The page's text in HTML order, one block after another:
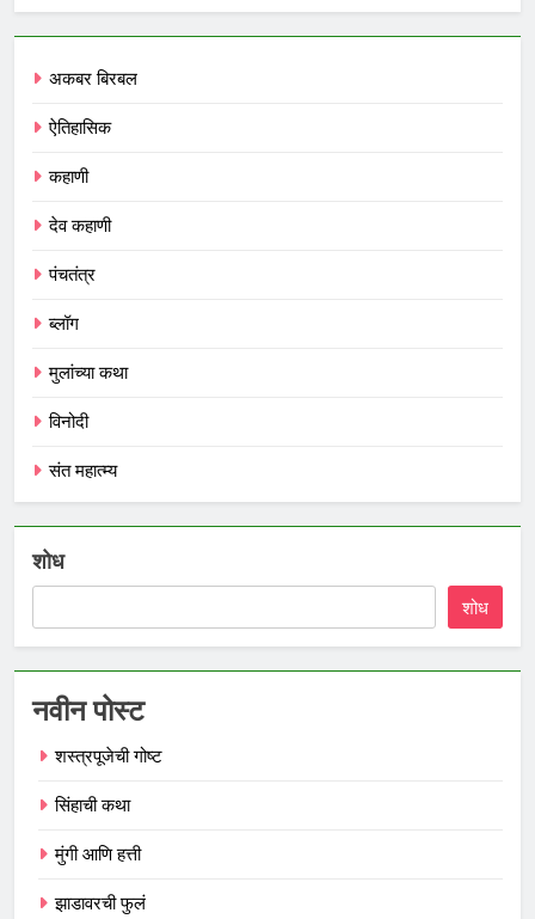
अकबर बिरबल
ऐतिहासिक
कहाणी
देव कहाणी
पंचतंत्र
ब्लॉग
मुलांच्या कथा
विनोदी
संत महात्म्य
शोध
शोध
नवीन पोस्ट
शस्त्रपूजेची गोष्ट
सिंहाची कथा
मुंगी आणि हत्ती
झाडावरची फुलं